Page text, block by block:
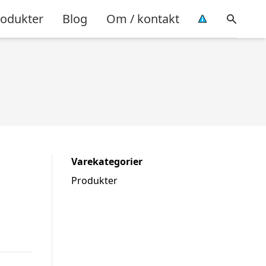
Blog Om / kontakt
Varekategorier
Produkter